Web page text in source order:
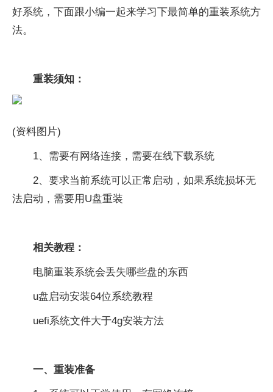
好系统，下面跟小编一起来学习下最简单的重装系统方
法。
重装须知：
(资料图片)
1、需要有网络连接，需要在线下载系统
2、要求当前系统可以正常启动，如果系统损坏无
法启动，需要用U盘重装
相关教程：
电脑重装系统会丢失哪些盘的东西
u盘启动安装64位系统教程
uefi系统文件大于4g安装方法
一、重装准备